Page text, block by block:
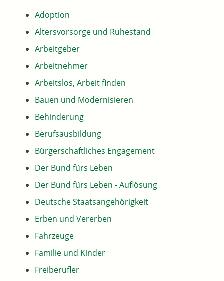
Adoption
Altersvorsorge und Ruhestand
Arbeitgeber
Arbeitnehmer
Arbeitslos, Arbeit finden
Bauen und Modernisieren
Behinderung
Berufsausbildung
Bürgerschaftliches Engagement
Der Bund fürs Leben
Der Bund fürs Leben - Auflösung
Deutsche Staatsangehörigkeit
Erben und Vererben
Fahrzeuge
Familie und Kinder
Freiberufler